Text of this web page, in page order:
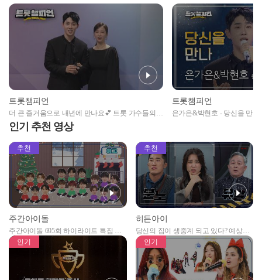
트롯챔피언
더 큰 즐거움으로 내년에 만나요💕 트롯 가수들의
사랑이 듬뿍 담긴 새해 메세지가 도착했습니다💌 l
트롯챔피언 l EP.55
트롯챔피언
은가은&박현호 - 당신을 만나
인기 추천 영상
추천
주간아이돌
주간아이돌 695회 하이라이트 특집 남
자아이돌편 예고
추천
히든아이
당신의 집이 생중계 되고 있다? 예상치
못한 곳에서 일어나는 불법촬영 범죄!
인기 인기